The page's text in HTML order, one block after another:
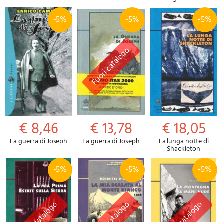
-5%
€ 8,46
La guerra di Joseph
-5%
€ 13,78
La guerra di Joseph
-5%
€ 18,05
La lunga notte di
Shackleton
-5% -5% -5%